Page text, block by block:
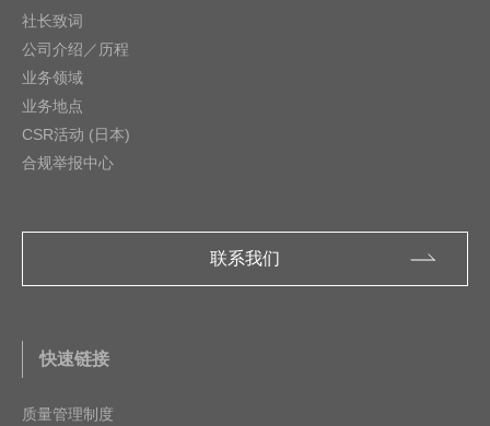
社长致词
公司介绍／历程
业务领域
业务地点
CSR活动 (日本)
合规举报中心
联系我们
快速链接
质量管理制度